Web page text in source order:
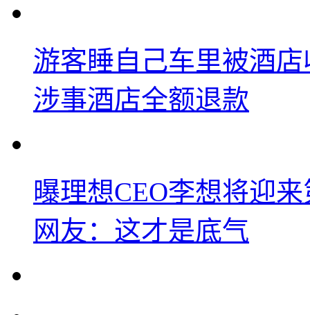
游客睡自己车里被酒
涉事酒店全额退款
曝理想CEO李想将迎
网友：这才是底气